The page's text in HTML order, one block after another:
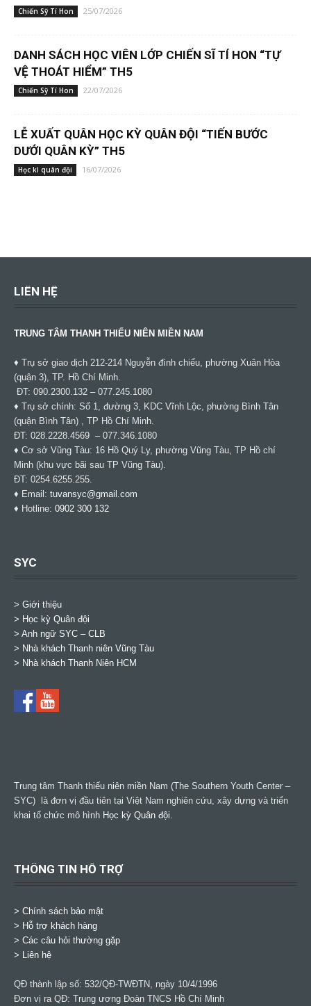
Chiến Sỹ Tí Hon 25/07/2026
DANH SÁCH HỌC VIÊN LỚP CHIẾN SĨ TÍ HON “TỰ
VỆ THOÁT HIỂM” TH5
Chiến Sỹ Tí Hon 22/07/2026
LỄ XUẤT QUÂN HỌC KỲ QUÂN ĐỘI “TIẾN BƯỚC
DƯỚI QUÂN KỲ” TH5
Học kì quân đội 16/07/2026
LIÊN HỆ
TRUNG TÂM THANH THIẾU NIÊN MIỀN NAM
♦ Trụ sở giao dịch 212-214 Nguyễn đình chiểu, phường Xuân Hòa
(quận 3), TP. Hồ Chí Minh.
ĐT: 090.2300.132 – 077.245.1080
♦ Trụ sở chính: Số 1, đường 3, KDC Vĩnh Lộc, phường Bình Tân
(quận Bình Tân) , TP Hồ Chí Minh.
ĐT: 028.2228.4569 – 077.346.1080
♦ Cơ sở Vũng Tàu: 16 Hồ Quý Ly, phường Vũng Tàu, TP Hồ chí
Minh (khu vực bãi sau TP Vũng Tàu).
ĐT: 0254.6255.255.
♦ Email: tuvansyc@gmail.com
♦ Hotline: 0902 300 132
SYC
> Giới thiệu
> Học kỳ Quân đội
> Anh ngữ SYC – CLB
> Nhà khách Thanh niên Vũng Tàu
> Nhà khách Thanh Niên HCM
Trung tâm Thanh thiếu niên miền Nam (The Southern Youth Center –
SYC) là đơn vị đầu tiên tại Việt Nam nghiên cứu, xây dựng và triển
khai tổ chức mô hình Học kỳ Quân đội
THÔNG TIN HỖ TRỢ
> Chính sách bảo mật
> Hỗ trợ khách hàng
> Các câu hỏi thường gặp
> Liên hệ
QĐ thành lập số: 532/QĐ-TWĐTN, ngày 10/4/1996
Đơn vị ra QĐ: Trung ương Đoàn TNCS Hồ Chí Minh